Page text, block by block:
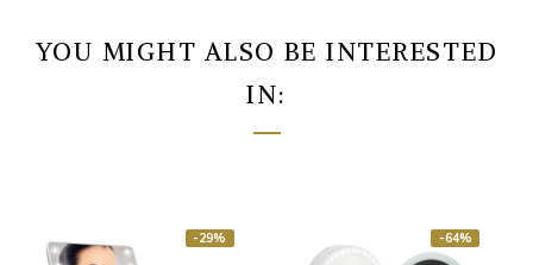
YOU MIGHT ALSO BE INTERESTED
IN:
-29% -64%